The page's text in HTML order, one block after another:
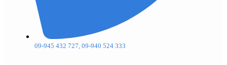
09-945 432 727, 09-940 524 333